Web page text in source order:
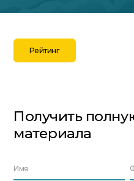
Рейтинг
Получить
материала